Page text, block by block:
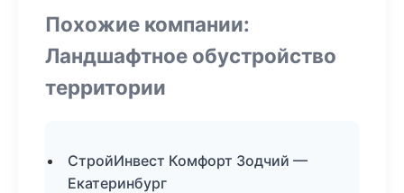
Похожие компании:
Ландшафтное обустройство
территории
СтройИнвест Комфорт Зодчий —
Екатеринбург